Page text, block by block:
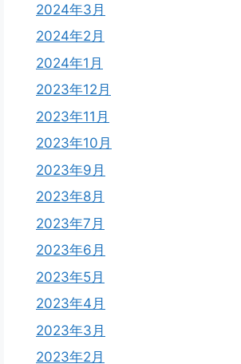
2024年3月
2024年2月
2024年1月
2023年12月
2023年11月
2023年10月
2023年9月
2023年8月
2023年7月
2023年6月
2023年5月
2023年4月
2023年3月
2023年2月